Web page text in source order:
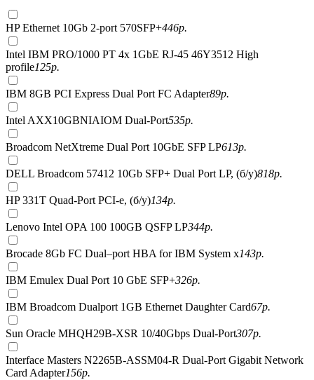
HP Ethernet 10Gb 2-port 570SFP+446р.
Intel IBM PRO/1000 PT 4x 1GbE RJ-45 46Y3512 High
profile125р.
IBM 8GB PCI Express Dual Port FC Adapter89р.
Intel AXX10GBNIAIOM Dual-Port535р.
Broadcom NetXtreme Dual Port 10GbE SFP LP613р.
DELL Broadcom 57412 10Gb SFP+ Dual Port LP, (б/у)818р.
HP 331T Quad-Port PCI-e, (б/у)134р.
Lenovo Intel OPA 100 100GB QSFP LP344р.
Brocade 8Gb FC Dual–port HBA for IBM System x143р.
IBM Emulex Dual Port 10 GbE SFP+326р.
IBM Broadcom Dualport 1GB Ethernet Daughter Card67р.
Sun Oracle MHQH29B-XSR 10/40Gbps Dual-Port307р.
Interface Masters N2265B-ASSM04-R Dual-Port Gigabit Network
Card Adapter156р.